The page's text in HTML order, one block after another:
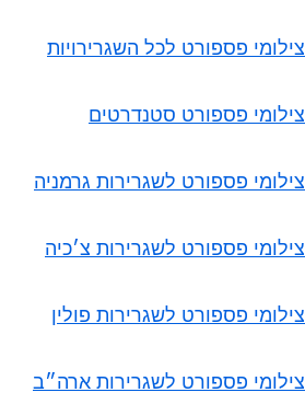
צילומי פספורט לכל השגרירויות
צילומי פספורט סטנדרטים
צילומי פספורט לשגרירות גרמניה
צילומי פספורט לשגרירות צ׳כיה
צילומי פספורט לשגרירות פולין
צילומי פספורט לשגרירות ארה״ב